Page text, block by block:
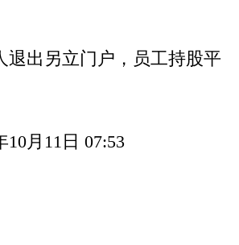
退出另立门户，员工持股平
10月11日 07:53